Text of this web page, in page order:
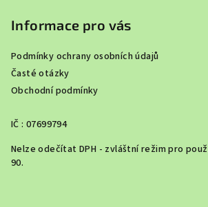
Informace pro vás
Podmínky ochrany osobních údajů
Časté otázky
Obchodní podmínky
IČ : 07699794
Nelze odečítat DPH - zvláštní režim pro
90.